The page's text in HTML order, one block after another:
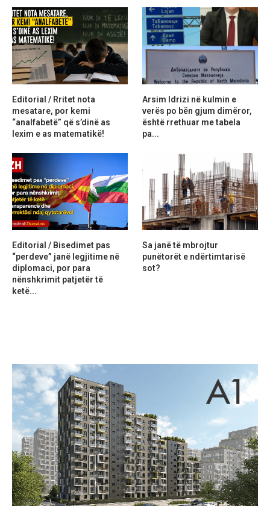
Editorial / Rritet nota
mesatare, por kemi
“analfabetë” që s’dinë as
lexim e as matematikë!
Arsim Idrizi në kulmin e
verës po bën gjum dimëror,
është rrethuar me tabela
pa...
Editorial / Bisedimet pas
“perdeve” janë legjitime në
diplomaci, por para
nënshkrimit patjetër të
ketë...
Sa janë të mbrojtur
punëtorët e ndërtimtarisë
sot?